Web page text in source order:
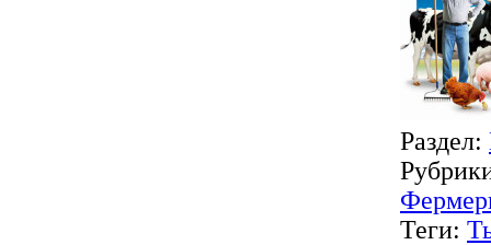
Раздел:
Теги: